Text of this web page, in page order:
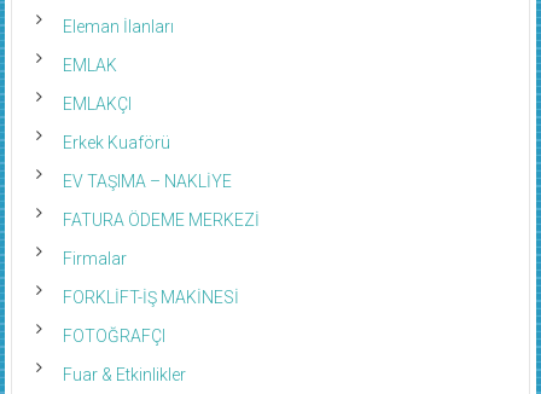
Eleman İlanları
EMLAK
EMLAKÇI
Erkek Kuaförü
EV TAŞIMA – NAKLİYE
FATURA ÖDEME MERKEZİ
Firmalar
FORKLİFT-İŞ MAKİNESİ
FOTOĞRAFÇI
Fuar & Etkinlikler